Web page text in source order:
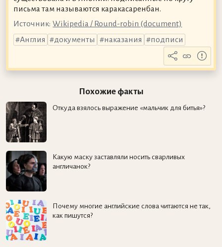
письма там называются каракасаренбан.
Источник: Wikipedia / Round-robin (document)
Англия
документы наказания подписи
Похожие факты
Откуда взялось выражение «мальчик для битья»?
Какую маску заставляли носить сварливых
англичанок?
Почему многие английские слова читаются не так,
как пишутся?